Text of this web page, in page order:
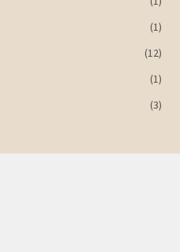
(1)
(12)
(1)
(3)